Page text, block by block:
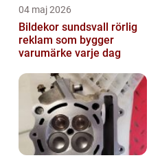
04 maj 2026
Bildekor sundsvall rörlig
reklam som bygger
varumärke varje dag